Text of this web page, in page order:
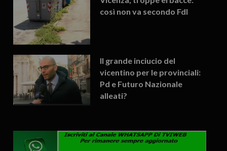
così non va secondo FdI
Il grande inciucio del
vicentino per le provinciali:
Pd e Futuro Nazionale
alleati?